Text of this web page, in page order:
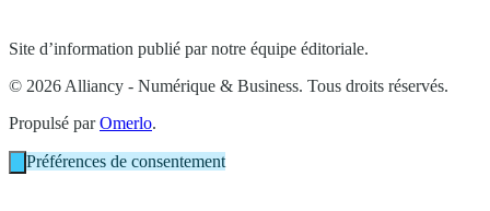
Site d’information publié par notre équipe éditoriale.
© 2026 Alliancy - Numérique & Business. Tous droits réservés.
Propulsé parOmerlo.
Préférences de consentement